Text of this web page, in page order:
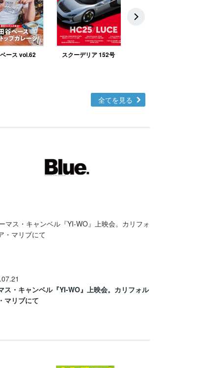
ース vol.62 スクーデリア 152号
全てを見る
ス・キャンベル『YI-WO』上映会。カリフォル
マリブにて